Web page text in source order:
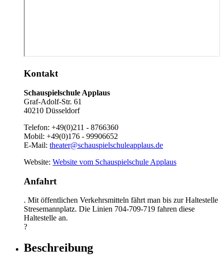
Kontakt
Schauspielschule Applaus
Graf-Adolf-Str. 61
40210 Düsseldorf
Telefon: +49(0)211 - 8766360
Mobil: +49(0)176 - 99906652
E-Mail: theater@schauspielschuleapplaus.de
Website: Website vom Schauspielschule Applaus
Anfahrt
. Mit öffentlichen Verkehrsmitteln fährt man bis zur Haltestelle
Stresemannplatz. Die Linien 704-709-719 fahren diese
Haltestelle an.
?
Beschreibung